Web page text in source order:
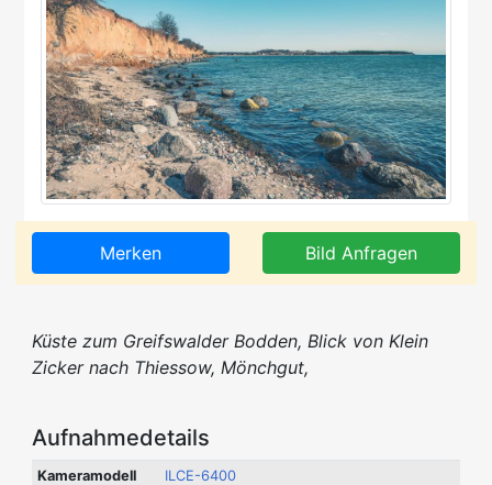
Merken Bild Anfragen
Küste zum Greifswalder Bodden, Blick von Klein
Zicker nach Thiessow, Mönchgut,
Aufnahmedetails
Kameramodell
ILCE-6400